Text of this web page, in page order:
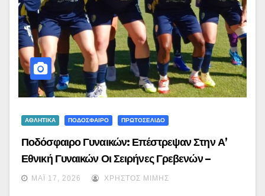
ΑΘΛΗΤΙΚΑ ΠΟΔΟΣΦΑΙΡΟ ΠΡΩΤΟΣΕΛΙΔΟ
Ποδόσφαιρο Γυναικών: Επέστρεψαν Στην Α’
Εθνική Γυναικών Οι Σειρήνες Γρεβενών –
(εικόνες + Video)
ΜΆΙ 17, 2026 ΧΡΉΣΤΟΣ ΜΊΜΗΣ